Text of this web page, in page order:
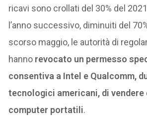
ricavi sono crollati del 30% del
l’anno successivo, diminuiti del
scorso maggio, le autorità di
hanno revocato un permesso
consentiva a Intel e Qualcomm,
tecnologici americani, di vendere
computer portatili.